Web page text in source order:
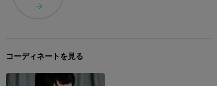
コーディネートを見る